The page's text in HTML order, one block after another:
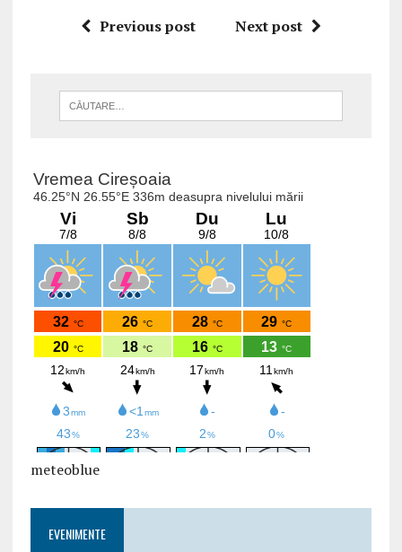
Previous post Next post
meteoblue
EVENIMENTE